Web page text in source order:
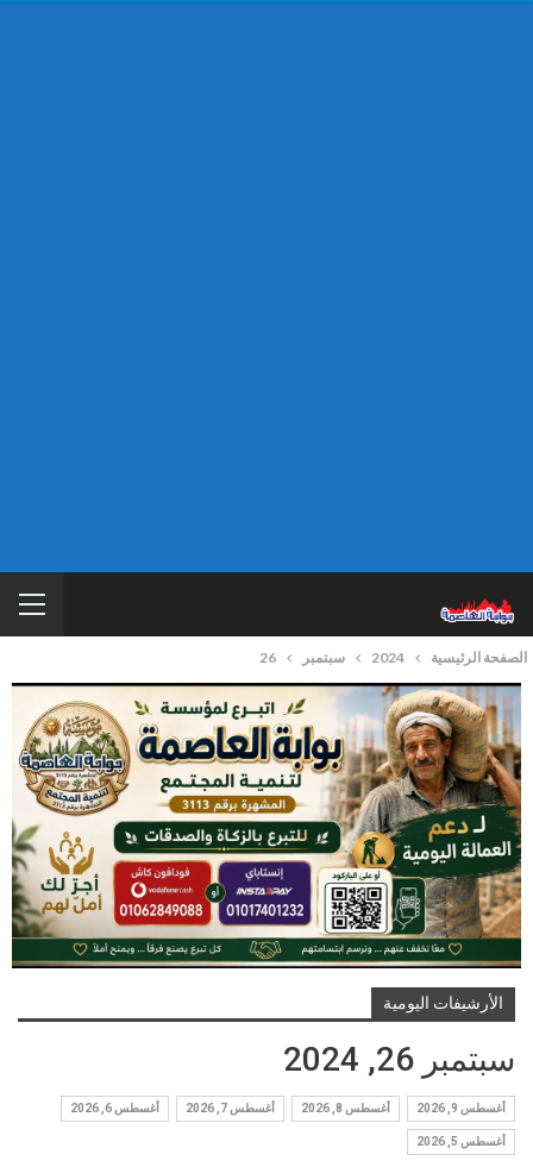
الصفحة الرئيسية 2024 سبتمبر 26
الأرشيفات اليومية
سبتمبر 26, 2024
أغسطس 9, 2026 أغسطس 8, 2026 أغسطس 7, 2026 أغسطس 6, 2026
أغسطس 5, 2026